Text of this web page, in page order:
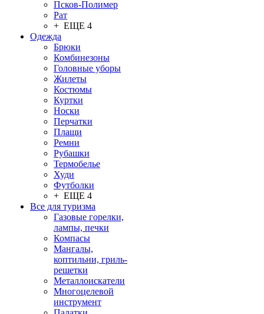
Псков-Полимер
Рат
+ ЕЩЕ 4
Одежда
Брюки
Комбинезоны
Головные уборы
Жилеты
Костюмы
Куртки
Носки
Перчатки
Плащи
Ремни
Рубашки
Термобелье
Худи
Футболки
+ ЕЩЕ 4
Все для туризма
Газовые горелки,
лампы, печки
Компасы
Мангалы,
коптильни, гриль-
решетки
Металлоискатели
Многоцелевой
инструмент